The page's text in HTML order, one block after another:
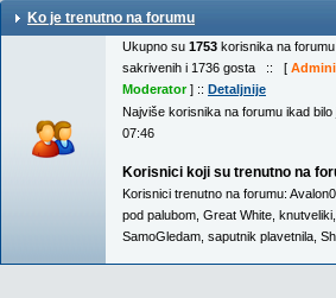
Ko je trenutno na forumu
Ukupno su 1753 korisnika na
sakrivenih i 1736 gosta :: [
Moderator] :: Detaljnije
Najviše korisnika na forumu ikad bilo
07:46
Korisnici koji su trenutno na
Korisnici trenutno na forumu:
pod palubom Great White knutveliki
SamoGledam saputnik plavetnila